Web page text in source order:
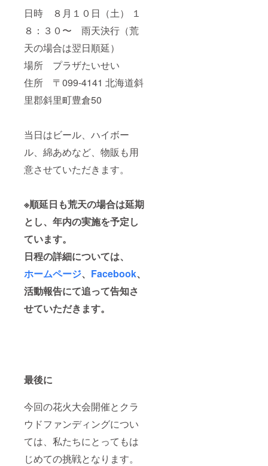
日時 ８月１０日（土） １
８：３０〜 雨天決行（荒
天の場合は翌日順延）
場所 プラザたいせい
住所 〒099-4141 北海道斜
里郡斜里町豊倉50
当日はビール、ハイボー
ル、綿あめなど、物販も用
意させていただきます。
※順延日も荒天の場合は延期
とし、年内の実施を予定し
ています。
日程の詳細については、
ホームページ、 Facebook、
活動報告にて追って告知さ
せていただきます。
最後に
今回の花火大会開催とクラ
ウドファンディングについ
ては、私たちにとってもは
じめての挑戦となります。